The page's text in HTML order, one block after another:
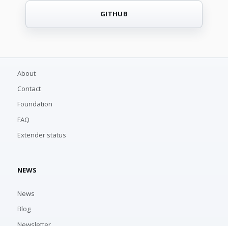
GITHUB
About
Contact
Foundation
FAQ
Extender status
NEWS
News
Blog